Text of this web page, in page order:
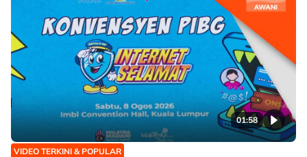
01:58
VIDEO TERKINI & POPULAR